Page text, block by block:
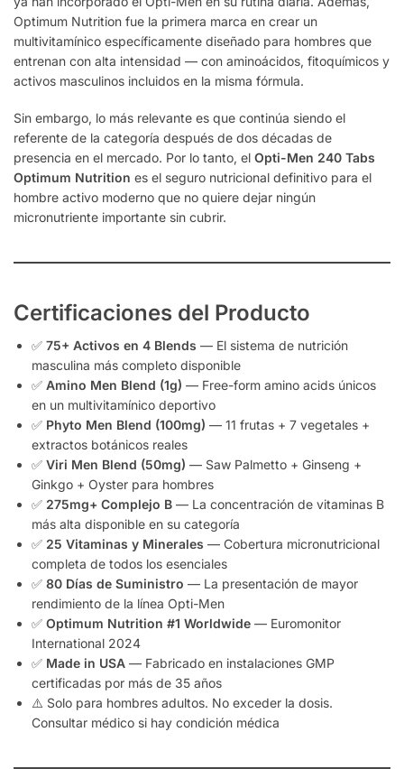
Optimum Nutrition fue la primera marca en crear un
multivitamínico específicamente diseñado para hombres que
entrenan con alta intensidad — con aminoácidos, fitoquímicos y
activos masculinos incluidos en la misma fórmula.
Sin embargo, lo más relevante es que continúa siendo el
referente de la categoría después de dos décadas de
presencia en el mercado. Por lo tanto, el Opti-Men 240 Tabs
Optimum Nutrition es el seguro nutricional definitivo para el
hombre activo moderno que no quiere dejar ningún
micronutriente importante sin cubrir.
Certificaciones del Producto
✅ 75+ Activos en 4 Blends — El sistema de nutrición
masculina más completo disponible
✅ Amino Men Blend (1g) — Free-form amino acids únicos
en un multivitamínico deportivo
✅ Phyto Men Blend (100mg) — 11 frutas + 7 vegetales +
extractos botánicos reales
✅ Viri Men Blend (50mg) — Saw Palmetto + Ginseng +
Ginkgo + Oyster para hombres
✅ 275mg+ Complejo B — La concentración de vitaminas B
más alta disponible en su categoría
✅ 25 Vitaminas y Minerales — Cobertura micronutricional
completa de todos los esenciales
✅ 80 Días de Suministro — La presentación de mayor
rendimiento de la línea Opti-Men
✅ Optimum Nutrition #1 Worldwide — Euromonitor
International 2024
✅ Made in USA — Fabricado en instalaciones GMP
certificadas por más de 35 años
⚠️ Solo para hombres adultos. No exceder la dosis.
Consultar médico si hay condición médica